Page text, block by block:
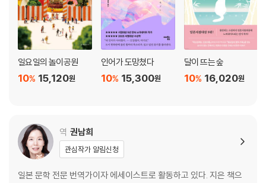
일요일의 놀이공원
15,120원
10%
인어가 도망쳤다
15,300원
10%
달이 뜨는 숲
16,020원
10%
역 권남희
관심작가 알림신청
일본 문학 전문 번역가이자 에세이스트로 활동하고 있다. 지은 책으